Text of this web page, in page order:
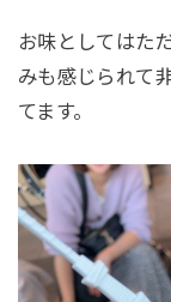
お味としてはた
みも感じられて
てます。